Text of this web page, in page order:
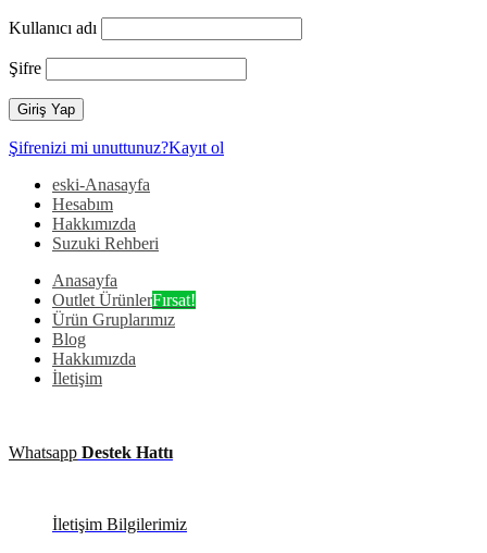
Kullanıcı adı
Şifre
Şifrenizi mi unuttunuz?Kayıt ol
eski-Anasayfa
Hesabım
Hakkımızda
Suzuki Rehberi
Anasayfa
Outlet ÜrünlerFırsat!
Ürün Gruplarımız
Blog
Hakkımızda
İletişim
Whatsapp Destek Hattı
İletişim Bilgilerimiz